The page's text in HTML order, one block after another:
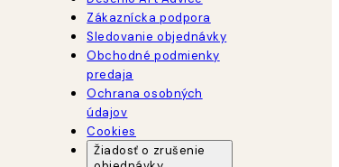
Zákaznícka podpora
Sledovanie objednávky
Obchodné podmienky
predaja
Ochrana osobných
údajov
Cookies
Žiadosť o zrušenie